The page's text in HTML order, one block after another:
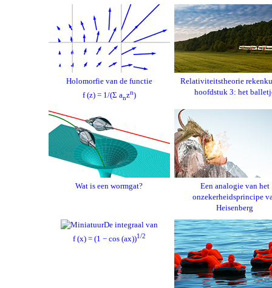
Holomorfie van de functie
f (z) = 1/(Σ anzn)
Relativiteitstheorie
hoofdstuk 3: het
Wat is een wormgat?
Een analogie van het
onzekerheidsprincipe
Heisenberg
De integraal van
f (x) = (1 − cos (ax))1/2